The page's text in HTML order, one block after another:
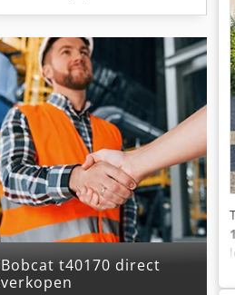
bobcat t40170 direct
verkopen